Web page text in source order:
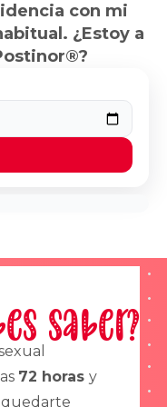
con mi
¿Estoy a
saber?
72 horas y